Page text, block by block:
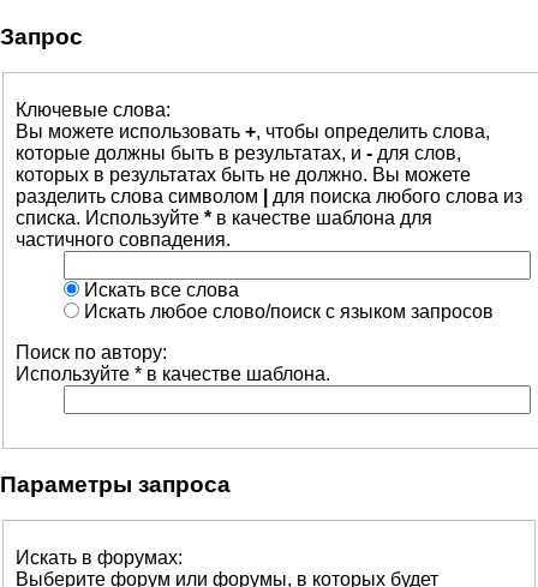
Запрос
Ключевые слова:
Вы можете использовать +, чтобы определить слова,
которые должны быть в результатах, и - для слов,
которых в результатах быть не должно. Вы можете
разделить слова символом
для поиска любого слова из
списка. Используйте * в качестве шаблона для
частичного совпадения.
Искать все слова
Искать любое слово/поиск с языком запросов
Поиск по автору:
Используйте * в качестве шаблона.
Параметры запроса
Искать в форумах:
Выберите форум или форумы, в которых будет